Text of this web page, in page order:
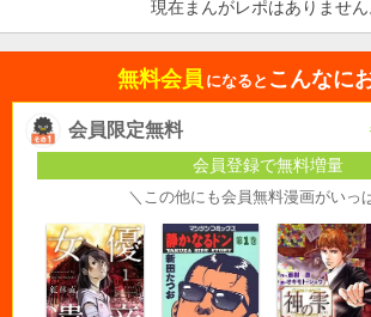
現在まんがレポはありません
無料会員 になると こんなに
会員限定無料
会員登録で無料増量
＼この他にも会員無料漫画がいっ